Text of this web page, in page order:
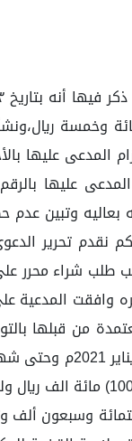
الأجرة (٦٧٠,٩٠٥.٠٠) ستمائة
مرئية بتاريخ 04/05/
وعلى إثره وافقت
وخمسة ريال. طلبات المدعية: إلزام